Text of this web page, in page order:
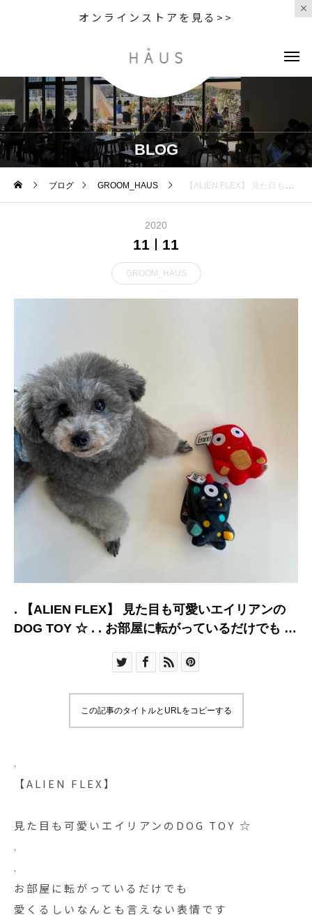
オンラインストアを見る>>
BLOG
ブログ GROOM_HAUS . 【ALIEN FLEX】 見た目も可愛いエイリアンのDOG TOY ☆ . . お部屋に転がっているだけでも 愛くるしいなんとも言え
2020
11 11
GROOM_HAUS
. 【ALIEN FLEX】 見た目も可愛いエイリアンの
DOG TOY ☆ . . お部屋に転がっているだけでも 愛
この記事のタイトルとURLをコピーする
.
【ALIEN FLEX】
見た目も可愛いエイリアンのDOG TOY ☆
.
.
お部屋に転がっているだけでも
愛くるしいなんとも言えない表情です